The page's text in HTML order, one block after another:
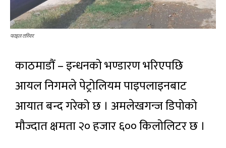
फाइल तस्विर
काठमाडौं – इन्धनको भण्डारण भरिएपछि
आयल निगमले पेट्रोलियम पाइपलाइनबाट
आयात बन्द गरेको छ । अमलेखगन्ज डिपोको
मौज्दात क्षमता २० हजार ६०० किलोलिटर छ ।